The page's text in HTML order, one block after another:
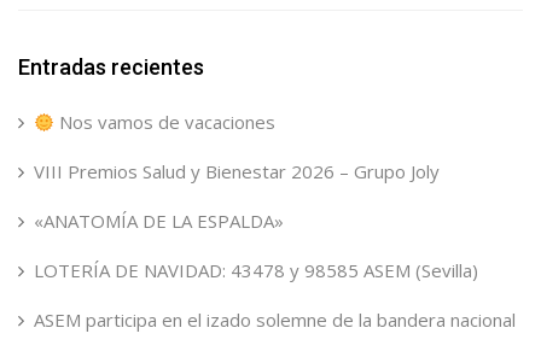
Entradas recientes
Nos vamos de vacaciones
VIII Premios Salud y Bienestar 2026 – Grupo Joly
«ANATOMÍA DE LA ESPALDA»
LOTERÍA DE NAVIDAD: 43478 y 98585 ASEM (Sevilla)
ASEM participa en el izado solemne de la bandera nacional